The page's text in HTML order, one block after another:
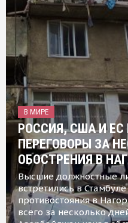
В МИРЕ
РОССИЯ, США И ЕС
ПЕРЕГОВОРЫ ЗА
ОБОСТРЕНИЯ В
Высшие должностные
встретились в
противостояния в
всего за несколько